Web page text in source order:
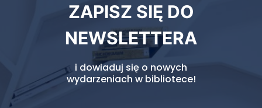
biblioteki
ZAPISZ SIĘ DO
NEWSLETTERA
i dowiaduj się o nowych
wydarzeniach w bibliotece!